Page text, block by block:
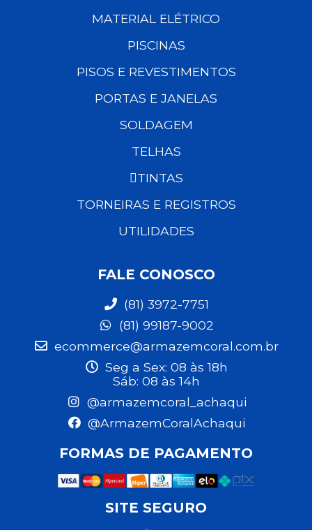
MATERIAL ELÉTRICO
PISCINAS
PISOS E REVESTIMENTOS
PORTAS E JANELAS
SOLDAGEM
TELHAS
TINTAS
TORNEIRAS E REGISTROS
UTILIDADES
FALE CONOSCO
(81) 3972-7751
(81) 99187-9002
ecommerce@armazemcoral.com.br
Seg a Sex: 08 às 18h
Sáb: 08 às 14h
@armazemcoral_achaqui
@ArmazemCoralAchaqui
FORMAS DE PAGAMENTO
SITE SEGURO